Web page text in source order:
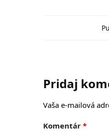
Pridaj
Vaša e-mailová
Komentár *